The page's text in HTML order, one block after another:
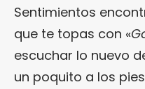
Sentimientos
que te topas con «
escuchar lo nuevo
un poquito a los